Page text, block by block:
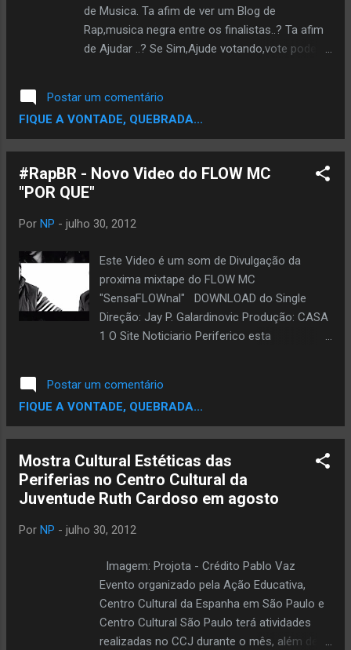
de Musica. Ta afim de ver um Blog de
Rap,musica negra entre os finalistas..? Ta afim
de Ajudar ..? Se Sim,Ajude votando,vote pode
Corrente. VOTE AQUI
Postar um comentário
FIQUE A VONTADE, QUEBRADA...
#RapBR - Novo Video do FLOW MC
"POR QUE"
Por NP - julho 30, 2012
Este Video é um som de Divulgação da
proxima mixtape do FLOW MC
"SensaFLOWnal" DOWNLOAD do Single
Direção: Jay P. Galardinovic Produção: CASA
1 O Site Noticiario Periferico esta
ver um Blog de Rap,musica negra entre os
finalistas..? Ta afim de Ajudar ..? Se
Sim,Ajude votando,vote pode votar usando
um e Vota pra Fortalecer a Corrente. VOTE
AQUI
Postar um comentário
FIQUE A VONTADE, QUEBRADA...
Mostra Cultural Estéticas das
Periferias no Centro Cultural da
Juventude Ruth Cardoso em agosto
Por NP - julho 30, 2012
Imagem: Projota - Crédito Pablo Vaz
Evento organizado pela Ação Educativa,
Centro Cultural da Espanha em São Paulo e
Centro Cultural São Paulo terá atividades
realizadas no CCJ durante o mês, além de